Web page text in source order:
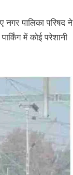
पालिका परिषद ने
में कोई परेशानी